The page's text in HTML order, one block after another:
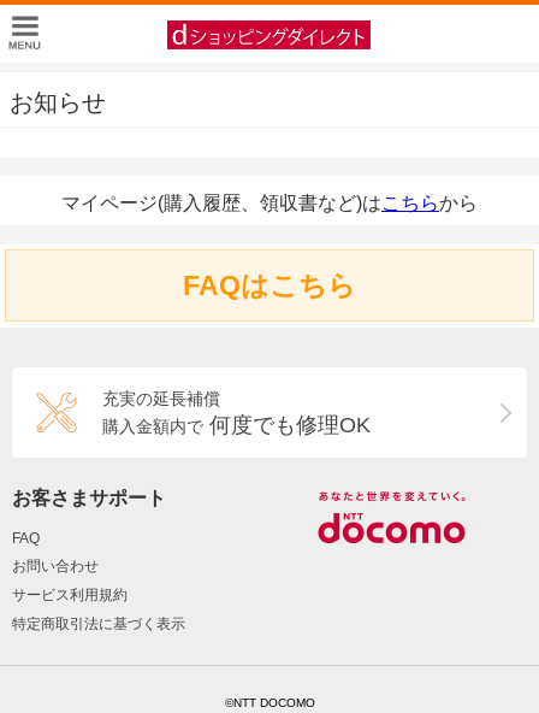
お知らせ
マイページ(購入履歴、領収書など)はこちらから
FAQはこちら
充実の延長補償
購入金額内で 何度でも修理OK
お客さまサポート
FAQ
お問い合わせ
サービス利用規約
特定商取引法に基づく表示
©NTT DOCOMO